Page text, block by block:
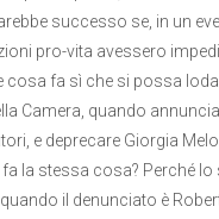
successo se, in un
pro-vita avessero
cosa fa sì che si possa
Camera, quando
e deprecare Giorgia
la stessa cosa? Perché lo
il denunciato è